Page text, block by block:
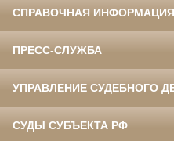
СПРАВОЧНАЯ ИНФОРМАЦИЯ
ПРЕСС-СЛУЖБА
УПРАВЛЕНИЕ СУДЕБНОГО
СУДЫ СУБЪЕКТА РФ